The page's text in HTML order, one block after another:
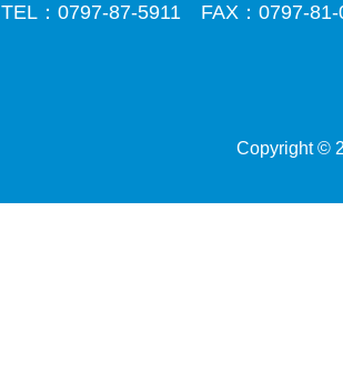
TEL：0797-87-5911 FAX：0797-81-
Copyright ©